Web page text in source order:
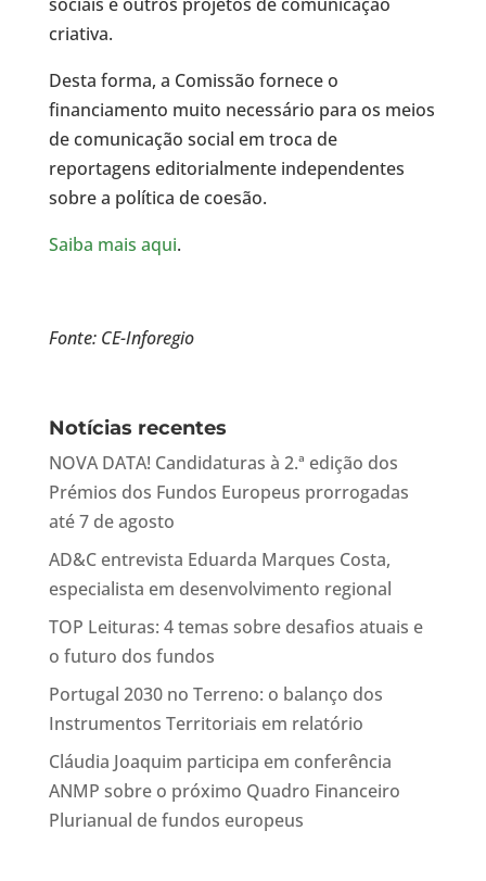
criativa.
Desta forma, a Comissão fornece o
financiamento muito necessário para os meios
de comunicação social em troca de
reportagens editorialmente independentes
sobre a política de coesão.
Saiba mais aqui.
Fonte: CE-Inforegio
Notícias recentes
NOVA DATA! Candidaturas à 2.ª edição dos
Prémios dos Fundos Europeus prorrogadas
até 7 de agosto
AD&C entrevista Eduarda Marques Costa,
especialista em desenvolvimento regional
TOP Leituras: 4 temas sobre desafios atuais e
o futuro dos fundos
Portugal 2030 no Terreno: o balanço dos
Instrumentos Territoriais em relatório
Cláudia Joaquim participa em conferência
ANMP sobre o próximo Quadro Financeiro
Plurianual de fundos europeus